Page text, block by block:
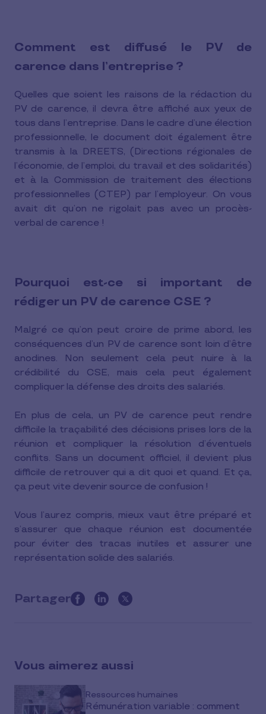
Comment est diffusé le PV de
carence dans l’entreprise ?
Quelles que soient les raisons de la rédaction du
PV de carence, il devra être affiché aux yeux de
tous dans l’entreprise. Dans le cadre d’une élection
professionnelle, le document doit également être
transmis à la DREETS, (Directions régionales de
l’économie, de l’emploi, du travail et des solidarités)
et à la Commission de traitement des élections
professionnelles (CTEP) par l’employeur. On vous
avait dit qu’on ne rigolait pas avec un procès-
verbal de carence !
Pourquoi est-ce si important de
rédiger un PV de carence CSE ?
Malgré ce qu’on peut croire de prime abord, les
conséquences d’un PV de carence sont loin d’être
anodines. Non seulement cela peut nuire à la
crédibilité du CSE, mais cela peut également
compliquer la défense des droits des salariés.
En plus de cela, un PV de carence peut rendre
difficile la traçabilité des décisions prises lors de la
réunion et compliquer la résolution d’éventuels
conflits. Sans un document officiel, il devient plus
difficile de retrouver qui a dit quoi et quand. Et ça,
ça peut vite devenir source de confusion !
Vous l’aurez compris, mieux vaut être préparé et
s’assurer que chaque réunion est documentée
pour éviter des tracas inutiles et assurer une
représentation solide des salariés.
Partager
this
media
Vous aimerez aussi
Ressources humaines
Rémunération variable : comment